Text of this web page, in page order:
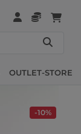
OUTLET-STORE
-10%